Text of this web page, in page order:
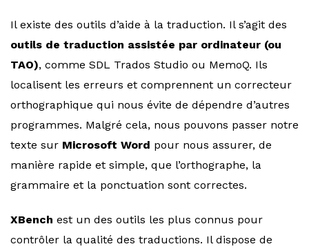
Il existe des outils d’aide à la traduction. Il s’agit des
outils de traduction assistée par ordinateur (ou
TAO), comme SDL Trados Studio ou MemoQ. Ils
localisent les erreurs et comprennent un correcteur
orthographique qui nous évite de dépendre d’autres
programmes. Malgré cela, nous pouvons passer notre
texte sur Microsoft Word pour nous assurer, de
manière rapide et simple, que l’orthographe, la
grammaire et la ponctuation sont correctes.
XBench est un des outils les plus connus pour
contrôler la qualité des traductions. Il dispose de